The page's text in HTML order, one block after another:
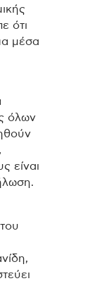
ότι
μέσα
όλων
είναι